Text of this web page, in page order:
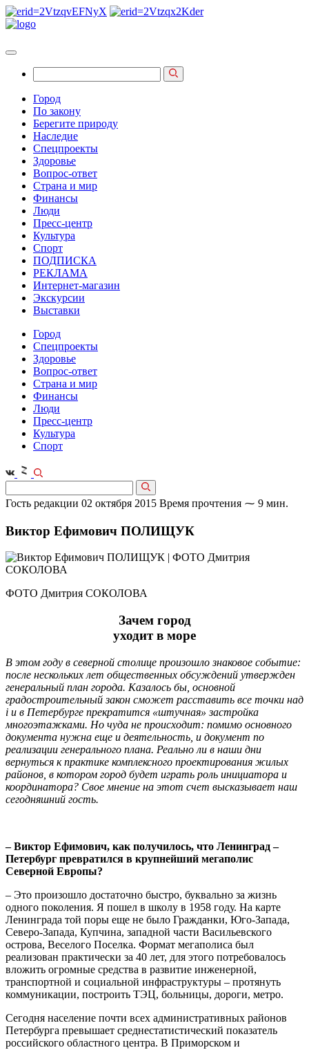
Город
По закону
Берегите природу
Наследие
Спецпроекты
Здоровье
Вопрос-ответ
Страна и мир
Финансы
Люди
Пресс-центр
Культура
Спорт
ПОДПИСКА
РЕКЛАМА
Интернет-магазин
Экскурсии
Выставки
Город
Спецпроекты
Здоровье
Вопрос-ответ
Страна и мир
Финансы
Люди
Пресс-центр
Культура
Спорт
Гость редакции 02 октября 2015 Время прочтения ⁓ 9 мин.
Виктор Ефимович ПОЛИЩУК
ФОТО Дмитрия СОКОЛОВА
Зачем город
уходит в море
В этом году в северной столице произошло знаковое событие:
после нескольких лет общественных обсуждений утвержден
генеральный план города. Казалось бы, основной
градостроительный закон сможет расставить все точки над
i и в Петербурге прекратится «штучная» застройка
многоэтажками. Но чуда не происходит: помимо основного
документа нужна еще и деятельность, и документ по
реализации генерального плана. Реально ли в наши дни
вернуться к практике комплексного проектирования жилых
районов, в котором город будет играть роль инициатора и
координатора? Свое мнение на этот счет высказывает наш
сегодняшний гость.
– Виктор Ефимович, как получилось, что Ленинград –
Петербург превратился в крупнейший мегаполис
Северной Европы?
– Это произошло достаточно быстро, буквально за жизнь
одного поколения. Я пошел в школу в 1958 году. На карте
Ленинграда той поры еще не было Гражданки, Юго-Запада,
Северо-Запада, Купчина, западной части Васильевского
острова, Веселого Поселка. Формат мегаполиса был
реализован практически за 40 лет, для этого потребовалось
вложить огромные средства в развитие инженерной,
транспортной и социальной инфраструктуры – протянуть
коммуникации, построить ТЭЦ, больницы, дороги, метро.
Сегодня население почти всех административных районов
Петербурга превышает среднестатистический показатель
российского областного центра. В Приморском и